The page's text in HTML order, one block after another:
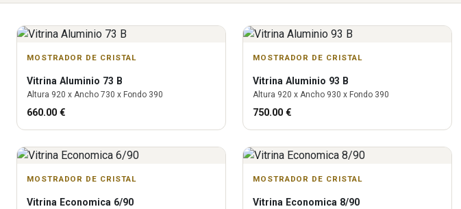
MOSTRADOR DE CRISTAL
Vitrina Aluminio 73 B
Altura 920 x Ancho 730 x Fondo 390
660.00 €
MOSTRADOR DE CRISTAL
Vitrina Aluminio 93 B
Altura 920 x Ancho 930 x Fondo 390
750.00 €
MOSTRADOR DE CRISTAL
Vitrina Economica 6/90
MOSTRADOR DE CRISTAL
Vitrina Economica 8/90